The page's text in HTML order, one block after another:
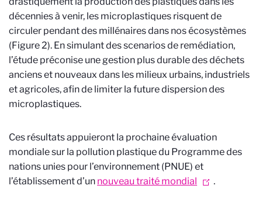
décennies à venir, les microplastiques risquent de
circuler pendant des millénaires dans nos écosystèmes
(Figure 2). En simulant des scenarios de remédiation,
l’étude préconise une gestion plus durable des déchets
anciens et nouveaux dans les milieux urbains, industriels
et agricoles, afin de limiter la future dispersion des
microplastiques.
Ces résultats appuieront la prochaine évaluation
mondiale sur la pollution plastique du Programme des
nations unies pour l’environnement (PNUE) et
l’établissement d’un nouveau traité mondial .